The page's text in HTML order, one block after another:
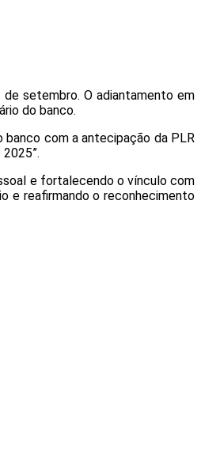
setembro. O adiantamento em
do banco.
banco com a antecipação da PLR
e fortalecendo o vínculo com
e reafirmando o reconhecimento